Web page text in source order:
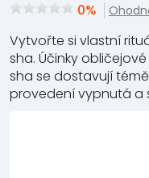
0%
Vytvořte si vlastní
sha. Účinky
sha se dostavují
provedení vypnutá a